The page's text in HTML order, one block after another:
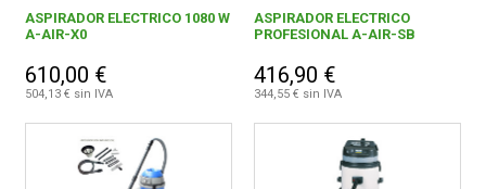
ASPIRADOR ELECTRICO 1080 W
A-AIR-X0
610,00 €
504,13 € sin IVA
ASPIRADOR ELECTRICO
PROFESIONAL A-AIR-SB
416,90 €
344,55 € sin IVA